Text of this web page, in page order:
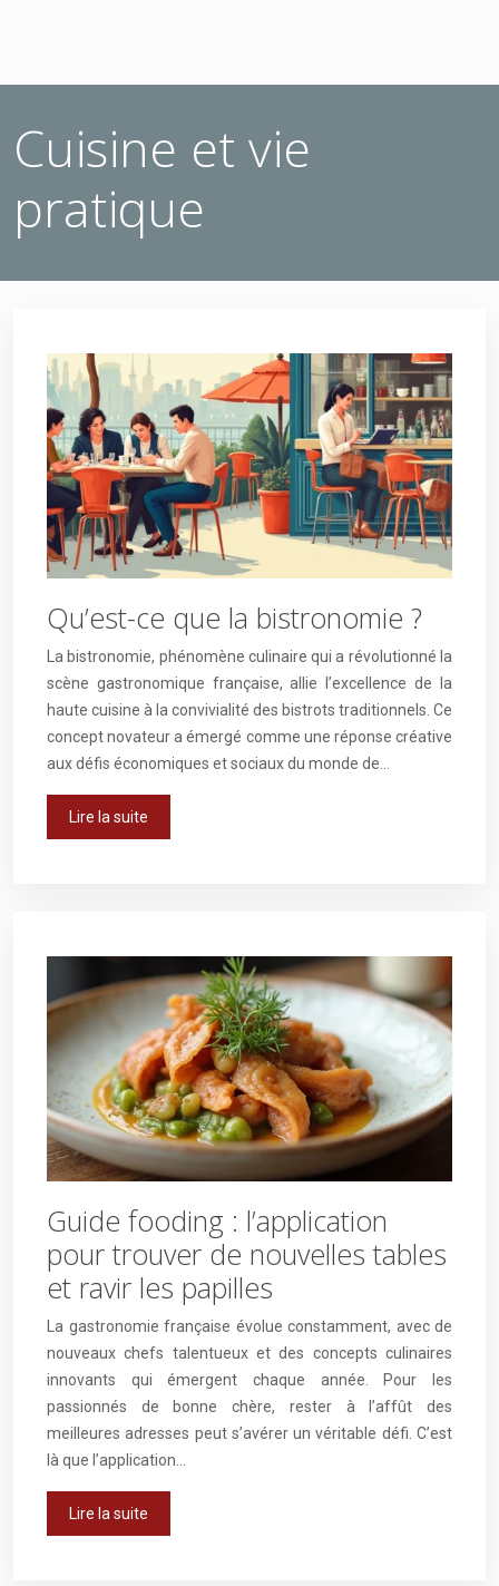
Cuisine et vie
pratique
Qu’est-ce que la bistronomie ?
La bistronomie, phénomène culinaire qui a révolutionné la
scène gastronomique française, allie l’excellence de la
haute cuisine à la convivialité des bistrots traditionnels. Ce
concept novateur a émergé comme une réponse créative
aux défis économiques et sociaux du monde de…
Lire la suite
Guide fooding : l’application
pour trouver de nouvelles tables
et ravir les papilles
La gastronomie française évolue constamment, avec de
nouveaux chefs talentueux et des concepts culinaires
innovants qui émergent chaque année. Pour les
passionnés de bonne chère, rester à l’affût des
meilleures adresses peut s’avérer un véritable défi. C’est
là que l’application…
Lire la suite